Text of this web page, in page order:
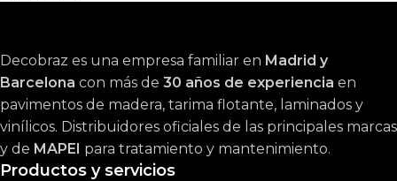
Decobraz es una empresa familiar en Madrid y
Barcelona con más de 30 años de experiencia en
pavimentos de madera, tarima flotante, laminados y
vinílicos. Distribuidores oficiales de las principales marcas
y de MAPEI para tratamiento y mantenimiento.
Productos y servicios